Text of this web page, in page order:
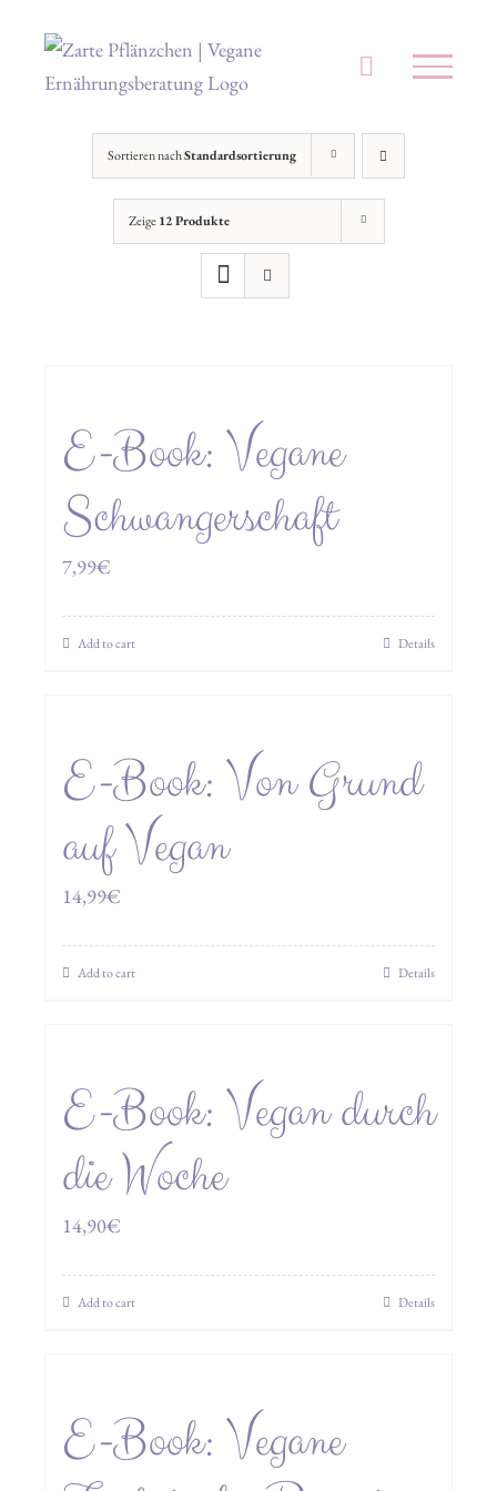
Inhalt
springen
Sortieren nachStandardsortierung
Zeige12 Produkte
E-Book: Vegane
Schwangerschaft
7,99€
Add to cart Details
E-Book: Von Grund
auf Vegan
14,99€
Add to cart Details
E-Book: Vegan durch
die Woche
14,90€
Add to cart Details
E-Book: Vegane